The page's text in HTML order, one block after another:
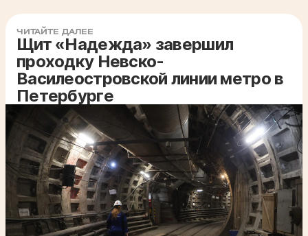
ЧИТАЙТЕ ДАЛЕЕ
Щит «Надежда» завершил
проходку Невско-
Василеостровской линии метро в
Петербурге